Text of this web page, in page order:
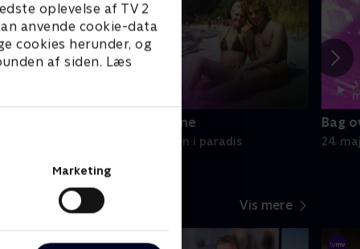
oplevelse af TV 2
anvende cookie-data
cookies herunder, og
af siden. Læs
Marketing
Bag overskrifterne
30. maj • Mordgåden i paradis
Bag
24.
Vis mere